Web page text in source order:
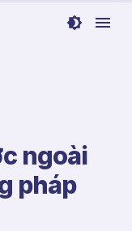
ngoài
pháp